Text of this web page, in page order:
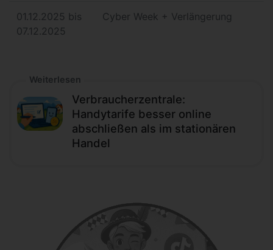
01.12.2025 bis
07.12.2025
Cyber Week + Verlängerung
Weiterlesen
Verbraucherzentrale:
Handytarife besser online
abschließen als im stationären
Handel